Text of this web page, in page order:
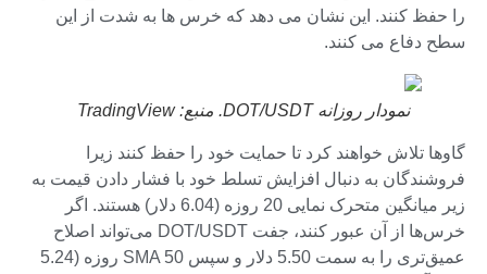
را حفظ کنند. این نشان می دهد که خرس ها به شدت از این
سطح دفاع می کنند.
نمودار روزانه DOT/USDT. منبع: TradingView
گاوها تلاش خواهند کرد تا حمایت خود را حفظ کنند زیرا
فروشندگان به دنبال افزایش تسلط خود با فشار دادن قیمت به
زیر میانگین متحرک نمایی 20 روزه (6.04 دلار) هستند. اگر
خرس‌ها از آن عبور کنند، جفت DOT/USDT می‌تواند اصلاح
عمیق‌تری را به سمت 5.50 دلار و سپس SMA 50 روزه (5.24